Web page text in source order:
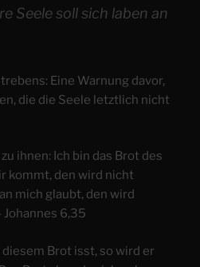
Seele soll sich laben an
Eine Warnung davor,
die die Seele letztlich nicht
ihnen: Ich bin das Brot des
kommt, den wird nicht
mich glaubt, den wird
Johannes 6,35
Brot isst, so wird er